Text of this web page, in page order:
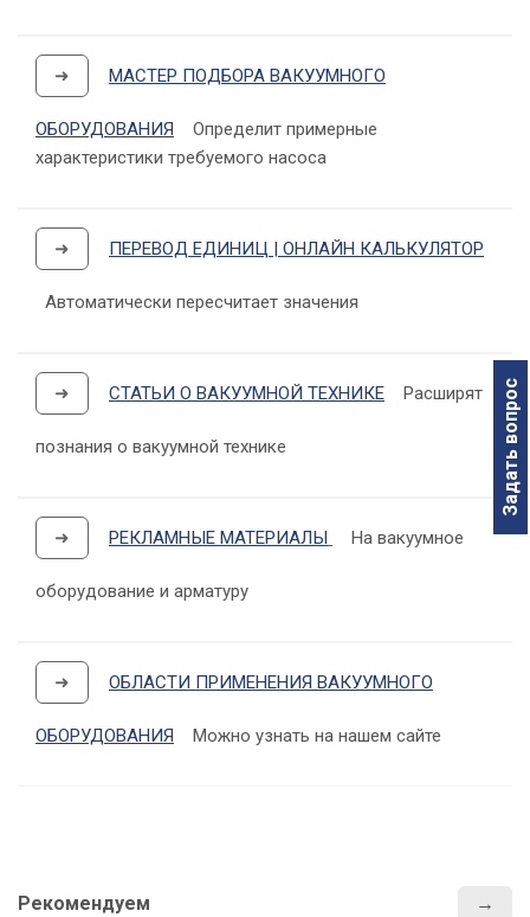
Задать вопрос
➜ МАСТЕР ПОДБОРА ВАКУУМНОГО
ОБОРУДОВАНИЯ
Определит примерные
характеристики требуемого насоса
➜ ПЕРЕВОД ЕДИНИЦ | ОНЛАЙН КАЛЬКУЛЯТОР
Автоматически пересчитает значения
➜ СТАТЬИ О ВАКУУМНОЙ ТЕХНИКЕ Расширят
познания о вакуумной технике
➜ РЕКЛАМНЫЕ МАТЕРИАЛЫ На вакуумное
оборудование и арматуру
➜ ОБЛАСТИ ПРИМЕНЕНИЯ ВАКУУМНОГО
ОБОРУДОВАНИЯ Можно узнать на нашем сайте
Рекомендуем